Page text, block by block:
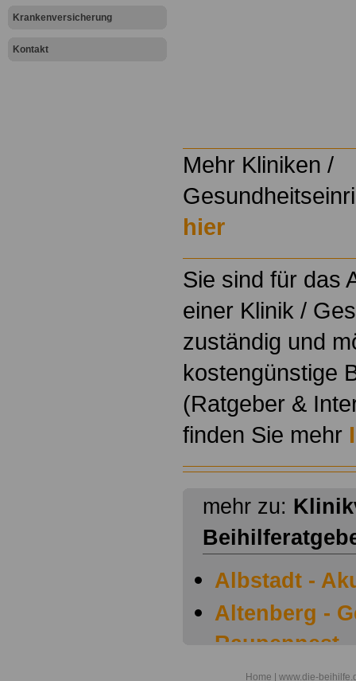
Krankenversicherung
Kontakt
Mehr Kliniken /
hier
Sie sind für das
einer Klinik /
zuständig und
kostengünstige
(Ratgeber &
finden Sie mehr
mehr zu:
Albstadt -
Altenberg -
Raupennest
Home | www.die-